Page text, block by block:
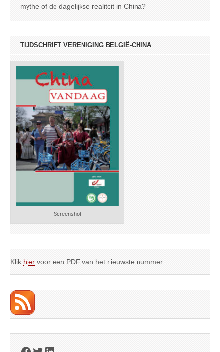
mythe of de dagelijkse realiteit in China?
TIJDSCHRIFT VERENIGING BELGIË-CHINA
Screenshot
Klik hier voor een PDF van het nieuwste nummer